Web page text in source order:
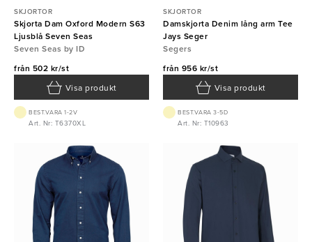
SKJORTOR
Skjorta Dam Oxford Modern S63
Ljusblå Seven Seas
Seven Seas by ID
från 502 kr/st
Visa produkt
BEST.VARA 1-2V
Art. Nr: T6370XL
SKJORTOR
Damskjorta Denim lång arm Tee
Jays Seger
Segers
från 956 kr/st
Visa produkt
BEST.VARA 3-5D
Art. Nr: T10963